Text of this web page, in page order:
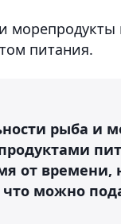
морепродукты
питания.
рыба и
от времени,
можно